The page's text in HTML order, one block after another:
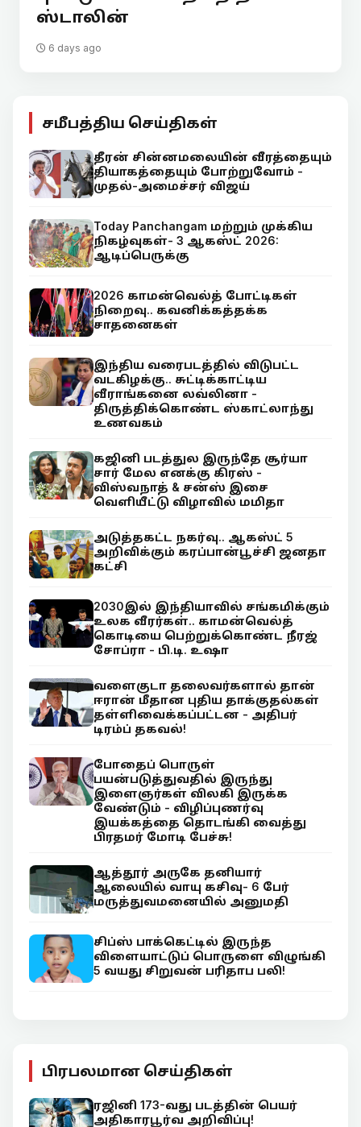
ஸ்டாலின்
6 days ago
சமீபத்திய செய்திகள்
தீரன் சின்னமலையின் வீரத்தையும்
தியாகத்தையும் போற்றுவோம் -
முதல்-அமைச்சர் விஜய்
Today Panchangam மற்றும் முக்கிய
நிகழ்வுகள்- 3 ஆகஸ்ட் 2026:
ஆடிப்பெருக்கு
2026 காமன்வெல்த் போட்டிகள்
நிறைவு.. கவனிக்கத்தக்க
சாதனைகள்
இந்திய வரைபடத்தில் விடுபட்ட
வடகிழக்கு.. சுட்டிக்காட்டிய
வீராங்கனை லவ்லினா -
திருத்திக்கொண்ட ஸ்காட்லாந்து
உணவகம்
கஜினி படத்துல இருந்தே சூர்யா
சார் மேல எனக்கு கிரஸ் -
விஸ்வநாத் & சன்ஸ் இசை
வெளியீட்டு விழாவில் மமிதா
அடுத்தகட்ட நகர்வு.. ஆகஸ்ட் 5
அறிவிக்கும் கரப்பான்பூச்சி ஜனதா
கட்சி
2030இல் இந்தியாவில் சங்கமிக்கும்
உலக வீரர்கள்.. காமன்வெல்த்
கொடியை பெற்றுக்கொண்ட நீரஜ்
சோப்ரா - பி.டி. உஷா
வளைகுடா தலைவர்களால் தான்
ஈரான் மீதான புதிய தாக்குதல்கள்
தள்ளிவைக்கப்பட்டன - அதிபர்
டிரம்ப் தகவல்!
போதைப் பொருள்
பயன்படுத்துவதில் இருந்து
இளைஞர்கள் விலகி இருக்க
வேண்டும் - விழிப்புணர்வு
இயக்கத்தை தொடங்கி வைத்து
பிரதமர் மோடி பேச்சு!
ஆத்தூர் அருகே தனியார்
ஆலையில் வாயு கசிவு- 6 பேர்
மருத்துவமனையில் அனுமதி
சிப்ஸ் பாக்கெட்டில் இருந்த
விளையாட்டுப் பொருளை விழுங்கி
5 வயது சிறுவன் பரிதாப பலி!
பிரபலமான செய்திகள்
ரஜினி 173-வது படத்தின் பெயர்
அதிகாரபூர்வ அறிவிப்பு!